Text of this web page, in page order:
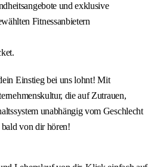
und exklusive
Fitnessanbietern
Einstieg bei uns lohnt! Mit
die auf Zutrauen,
unabhängig vom Geschlecht
bald von dir hören!